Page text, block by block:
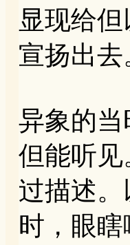
显现给
宣扬出去
异象的
但能听
过描述
时，眼瞎